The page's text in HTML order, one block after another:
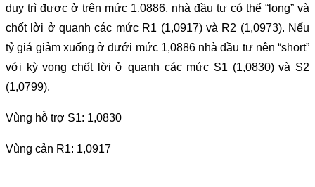
duy trì được ở trên mức 1,0886, nhà đầu tư có thể “long” và
chốt lời ở quanh các mức R1 (1,0917) và R2 (1,0973). Nếu
tỷ giá giảm xuống ở dưới mức 1,0886 nhà đầu tư nên “short”
với kỳ vọng chốt lời ở quanh các mức S1 (1,0830) và S2
(1,0799).
Vùng hỗ trợ S1: 1,0830
Vùng cản R1: 1,0917